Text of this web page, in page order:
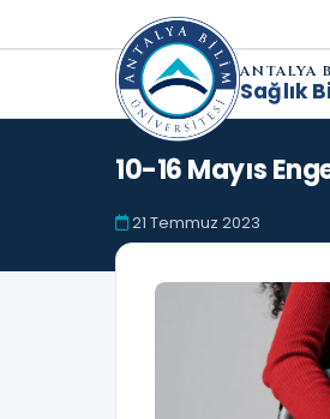
ANTALYA
Sağlık
10-16 Mayıs
21 Temmuz 2023